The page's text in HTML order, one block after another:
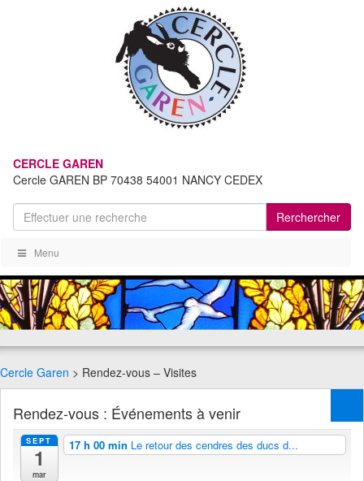
CERCLE GAREN
Cercle GAREN BP 70438 54001 NANCY CEDEX
Rerchercher
Menu
Cercle Garen > Rendez-vous – Visites
Rendez-vous : Événements à venir
SEPT
1
mar
17 h 00 min Le retour des cendres des ducs d...